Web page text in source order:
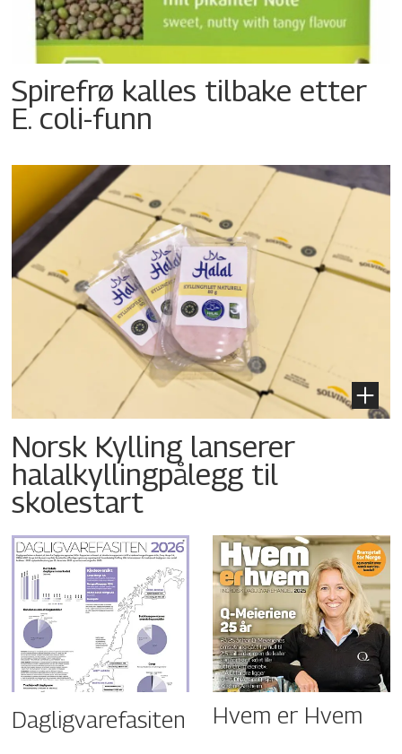
Spirefrø kalles tilbake etter
E. coli-funn
Norsk Kylling lanserer
halalkyllingpålegg til
skolestart
Dagligvarefasiten Hvem er Hvem